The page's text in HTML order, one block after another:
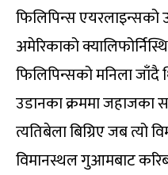
फिलिपिन्स एयरलाइन्सको
अमेरिकाको
फिलिपिन्सको मनिला जाँदै
उडानका क्रममा जहाजका
त्यतिबेला बिग्रिए जब
विमानस्थल गुआमबाट करिब